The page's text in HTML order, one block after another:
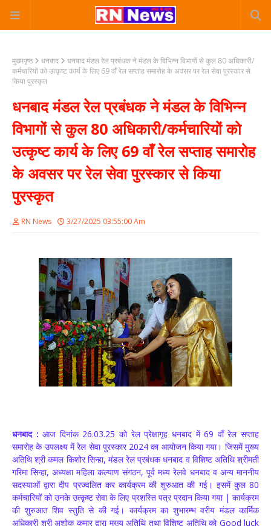
मुख्यपृष्ठ धनबाद
धनबाद मंडल रेल प्रबंधक ने मंडल के विभिन्न विभागों से कुल 80 अधिकारी/
कर्मचारियों को उत्कृष्ट कार्य के लिए 69 वाँ रेल सप्ताह समारोह के अवसर पर रेल सेवा पुरस्कार से
किया पुरस्कृत
धनबाद मंडल रेल प्रबंधक ने मंडल के विभिन्न
विभागों से कुल 80 अधिकारी/कर्मचारियों को
उत्कृष्ट कार्य के लिए 69 वाँ रेल सप्ताह समारोह
के अवसर पर रेल सेवा पुरस्कार से किया
पुरस्कृत
RN News 3/27/2025 03:55:00 Am
धनबाद :आज दिनांक 26.03.25 को रेल प्रेक्षागृह धनबाद में 69 वाँ रेल सप्ताह
समारोह के उपलक्ष्य में रेल सेवा पुरस्कार 2024 का आयोजन किया गया। जिसमें मुख्य
अतिथि श्री कमल किशोर सिन्हा, मंडल रेल प्रबंधक धनबाद व विशिष्ट अतिथि श्रीमती
गरिमा सिन्हा, अध्यक्षा महिला कल्याण संगठन, पूर्व मध्य रेलवे धनबाद व अन्य माननीय
सदस्याओं द्वारा दीप प्रज्वलित कर कार्यक्रम की शुरुआत की गई। इसमें कुल 80
कर्मचारियों को उनके उत्कृष्ट सेवा के लिए प्रशस्ति पत्र प्रदान किया गया | कार्यक्रम
की शुरुआत शिव स्तुति से की गई। कार्यक्रम का शुभारम्भ वरीय मंडल कार्मिक
अधिकारी श्री अशोक कुमार द्वारा मुख्य अतिथि तथा विशिष्ट अतिथि को Good luck